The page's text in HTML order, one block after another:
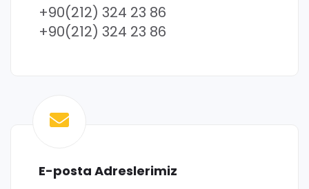
+90(212) 324 23 86
+90(212) 324 23 86
E-posta Adreslerimiz